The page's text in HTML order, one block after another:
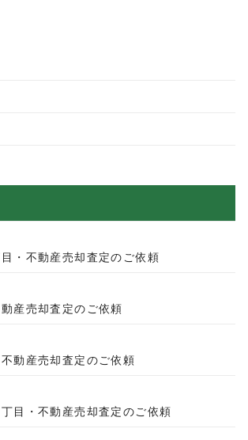
・不動産売却査定のご依頼
産売却査定のご依頼
動産売却査定のご依頼
目・不動産売却査定のご依頼